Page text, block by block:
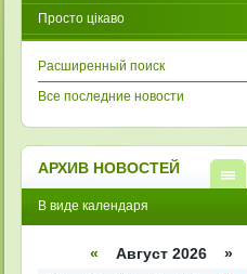
Просто цікаво
Расширенный поиск
Все последние новости
АРХИВ НОВОСТЕЙ
списк
В виде календаря
« Август 2026 »